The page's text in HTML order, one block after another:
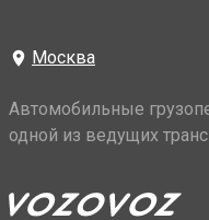
Москва
Автомобильные
одной из ведущих